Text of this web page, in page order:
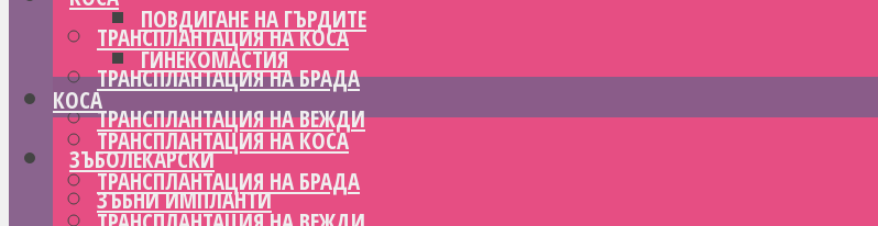
ТРАНСПЛАНТАЦИЯ НА КОСА
ТРАНСПЛАНТАЦИЯ НА БРАДА
ТРАНСПЛАНТАЦИЯ НА ВЕЖДИ
ЗЪБОЛЕКАРСКИ
ЗЪБНИ ИМПЛАНТИ
ПОВДИГАНЕ НА ГЪРДИТЕ
ГИНЕКОМАСТИЯ
КОСА
ТРАНСПЛАНТАЦИЯ НА КОСА
ТРАНСПЛАНТАЦИЯ НА БРАДА